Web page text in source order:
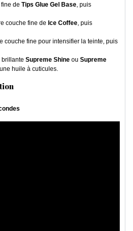
de Tips Glue Gel Base, puis
couche fine de Ice Coffee, puis
couche fine pour intensifier la teinte, puis
brillante Supreme Shine ou Supreme
huile à cuticules.